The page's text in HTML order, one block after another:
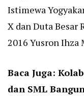
Istimewa
X dan Duta Besar
2016 Yusron Ihza
Baca Juga:
dan SML